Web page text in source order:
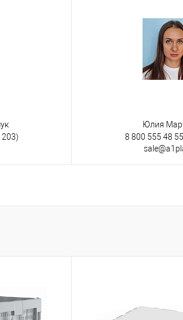
Юлия
8 800 555 48 55